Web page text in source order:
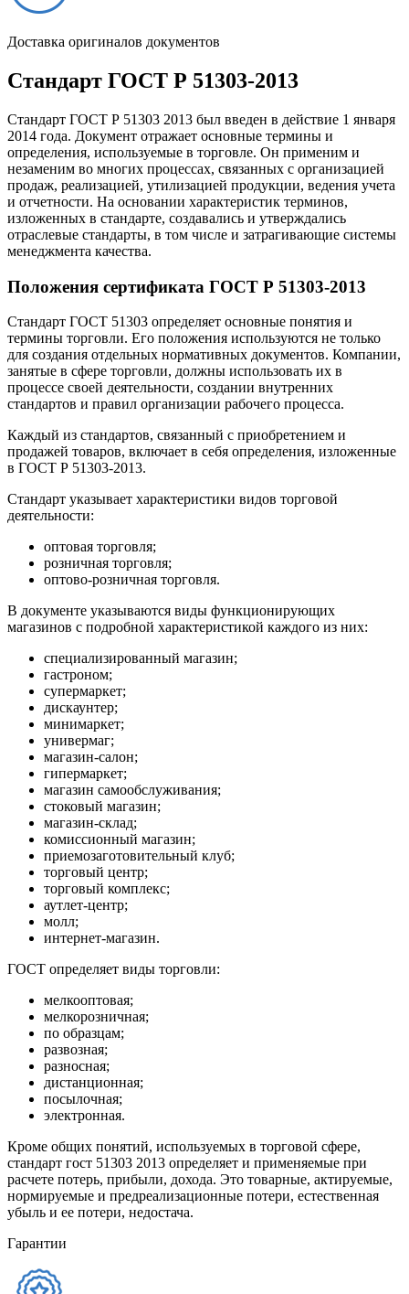
Доставка оригиналов документов
Стандарт ГОСТ Р 51303-2013
Стандарт ГОСТ Р 51303 2013 был введен в действие 1 января
2014 года. Документ отражает основные термины и
определения, используемые в торговле. Он применим и
незаменим во многих процессах, связанных с организацией
продаж, реализацией, утилизацией продукции, ведения учета
и отчетности. На основании характеристик терминов,
изложенных в стандарте, создавались и утверждались
отраслевые стандарты, в том числе и затрагивающие системы
менеджмента качества.
Положения сертификата ГОСТ Р 51303-2013
Стандарт ГОСТ 51303 определяет основные понятия и
термины торговли. Его положения используются не только
для создания отдельных нормативных документов. Компании,
занятые в сфере торговли, должны использовать их в
процессе своей деятельности, создании внутренних
стандартов и правил организации рабочего процесса.
Каждый из стандартов, связанный с приобретением и
продажей товаров, включает в себя определения, изложенные
в ГОСТ Р 51303-2013.
Стандарт указывает характеристики видов торговой
деятельности:
оптовая торговля;
розничная торговля;
оптово-розничная торговля.
В документе указываются виды функционирующих
магазинов с подробной характеристикой каждого из них:
специализированный магазин;
гастроном;
супермаркет;
дискаунтер;
минимаркет;
универмаг;
магазин-салон;
гипермаркет;
магазин самообслуживания;
стоковый магазин;
магазин-склад;
комиссионный магазин;
приемозаготовительный клуб;
торговый центр;
торговый комплекс;
аутлет-центр;
молл;
интернет-магазин.
ГОСТ определяет виды торговли:
мелкооптовая;
мелкорозничная;
по образцам;
развозная;
разносная;
дистанционная;
посылочная;
электронная.
Кроме общих понятий, используемых в торговой сфере,
стандарт гост 51303 2013 определяет и применяемые при
расчете потерь, прибыли, дохода. Это товарные, актируемые,
нормируемые и предреализационные потери, естественная
убыль и ее потери, недостача.
Гарантии